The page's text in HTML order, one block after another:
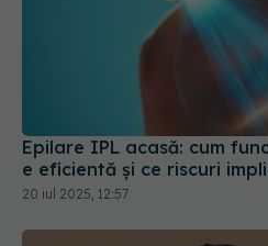
Epilare IPL acasă: cum
e eficientă și ce riscuri
20 iul 2025, 12:57